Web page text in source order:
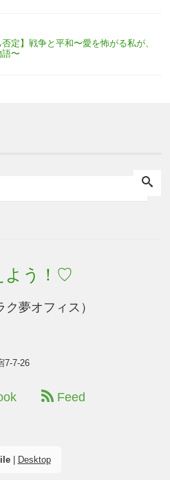
否定】戦争と平和〜愛を怖がる私が、
〜
よう！♡
夢オフィス）
7-7-26
Feed
| Desktop